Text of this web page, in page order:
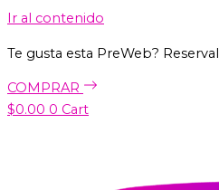
Ir al contenido
Te gusta esta PreWeb?
COMPRAR
$0.00 0 Cart